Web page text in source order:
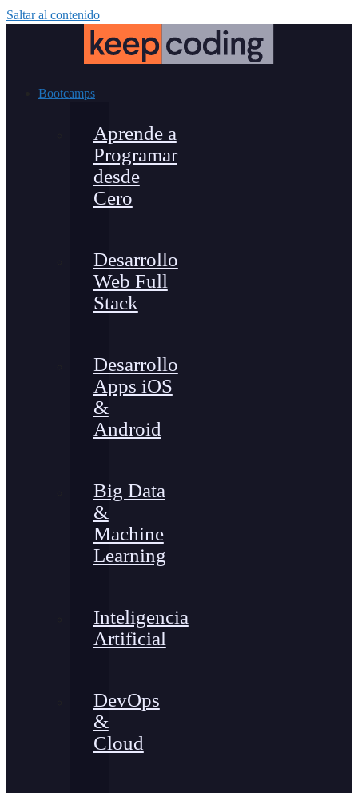
Saltar al contenido
Bootcamps
Aprende a
Programar
desde
Cero
Desarrollo
Web Full
Stack
Desarrollo
Apps iOS
&
Android
Big Data
&
Machine
Learning
Inteligencia
Artificial
DevOps
&
Cloud